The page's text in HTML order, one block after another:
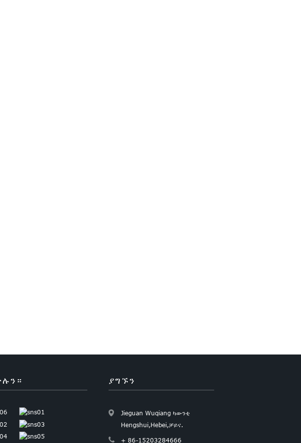
ያግኙን
Jieguan Wuqiang ካውንቲ
Hengshui,Hebei,ቻይና.
+ 86-15203284666